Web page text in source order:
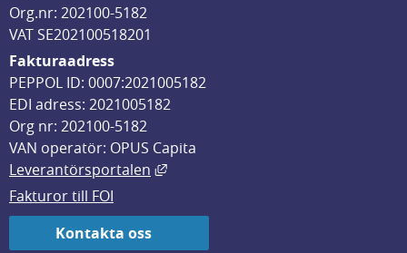
Org.nr: 202100-5182
VAT SE202100518201
Fakturaadress
PEPPOL ID: 0007:2021005182
EDI adress: 2021005182
Org nr: 202100-5182
VAN operatör: OPUS Capita
Leverantörsportalen
Länk till annan webbplats, öppnas
Fakturor till FOI
Kontakta oss